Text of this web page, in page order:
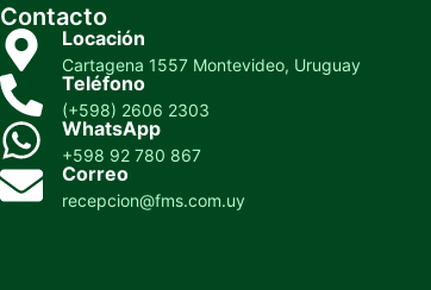
Contacto
Locación
Cartagena 1557 Montevideo, Uruguay
Teléfono
(+598) 2606 2303
WhatsApp
+598 92 780 867
Correo
recepcion@fms.com.uy